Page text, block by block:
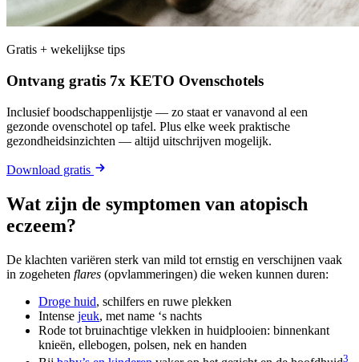
Gratis + wekelijkse tips
Ontvang gratis 7x KETO Ovenschotels
Inclusief boodschappenlijstje — zo staat er vanavond al een
gezonde ovenschotel op tafel. Plus elke week praktische
gezondheidsinzichten — altijd uitschrijven mogelijk.
Download gratis
Wat zijn de symptomen van atopisch
eczeem?
De klachten variëren sterk van mild tot ernstig en verschijnen vaak
in zogeheten flares (opvlammeringen) die weken kunnen duren:
Droge huid, schilfers en ruwe plekken
Intense jeuk, met name ‘s nachts
Rode tot bruinachtige vlekken in huidplooien: binnenkant
knieën, ellebogen, polsen, nek en handen
3